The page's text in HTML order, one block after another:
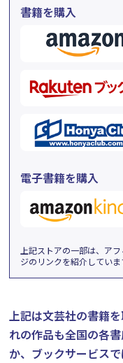
書籍を購入
電子書籍を購入
上記ストアの一部は、ア
ジのリンクを紹介していま
上記は文芸社の書籍を
れの作品も全国の各
か、ブックサービス